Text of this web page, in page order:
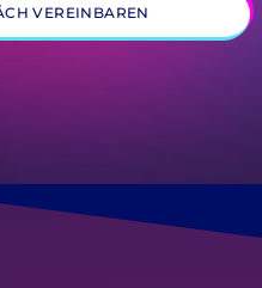
VEREINBAREN